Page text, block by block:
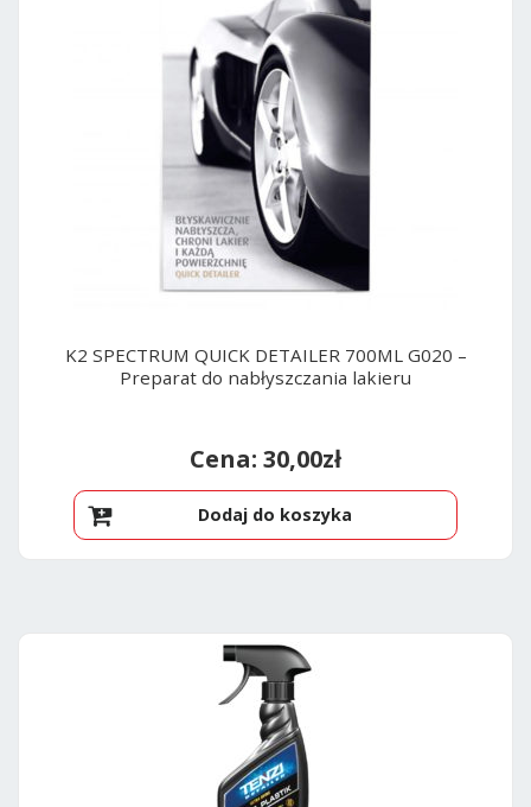
K2 SPECTRUM QUICK DETAILER 700ML G020 –
Preparat do nabłyszczania lakieru
30,00zł
Dodaj do koszyka